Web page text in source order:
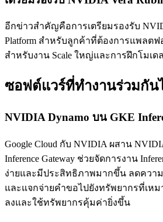
อีกข่าวสำคัญคือการเตรียมรองรับ
Platform สำหรับลูกค้าที่ต้องการแพลต
สำหรับงาน Scale ใหญ่และการฝึกโมเ
ซอฟต์แวร์ที่ทำงานร่วมกั
NVIDIA Dynamo บน GKE
Google Cloud กับ NVIDIA ผสาน
Inference Gateway ช่วยจัดการงาน
ง่ายและมีประสิทธิภาพมากขึ้น ลดควา
และแจกจ่ายคำขอไปยังทรัพยากรที่เหม
ลงและใช้ทรัพยากรคุ้มค่ายิ่งขึ้น